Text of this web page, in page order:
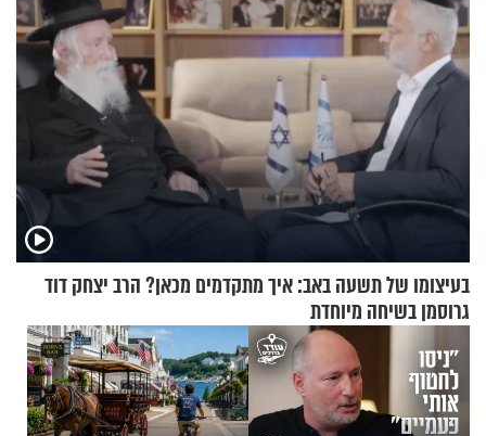
בעיצומו של תשעה באב: איך מתקדמים מכאן? הרב יצחק דוד
גרוסמן בשיחה מיוחדת